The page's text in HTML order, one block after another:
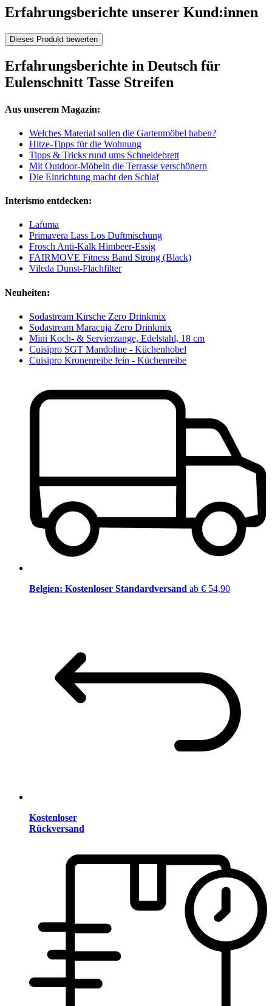
Erfahrungsberichte unserer Kund:innen
Dieses Produkt bewerten
Erfahrungsberichte in Deutsch für
Eulenschnitt Tasse Streifen
Aus unserem Magazin:
Welches Material sollen die Gartenmöbel haben?
Hitze-Tipps für die Wohnung
Tipps & Tricks rund ums Schneidebrett
Mit Outdoor-Möbeln die Terrasse verschönern
Die Einrichtung macht den Schlaf
Interismo entdecken:
Lafuma
Primavera Lass Los Duftmischung
Frosch Anti-Kalk Himbeer-Essig
FAIRMOVE Fitness Band Strong (Black)
Vileda Dunst-Flachfilter
Neuheiten:
Sodastream Kirsche Zero Drinkmix
Sodastream Maracuja Zero Drinkmix
Mini Koch- & Servierzange, Edelstahl, 18 cm
Cuisipro SGT Mandoline - Küchenhobel
Cuisipro Kronenreibe fein - Küchenreibe
Belgien: Kostenloser Standardversand ab € 54,90
Kostenloser
Rückversand